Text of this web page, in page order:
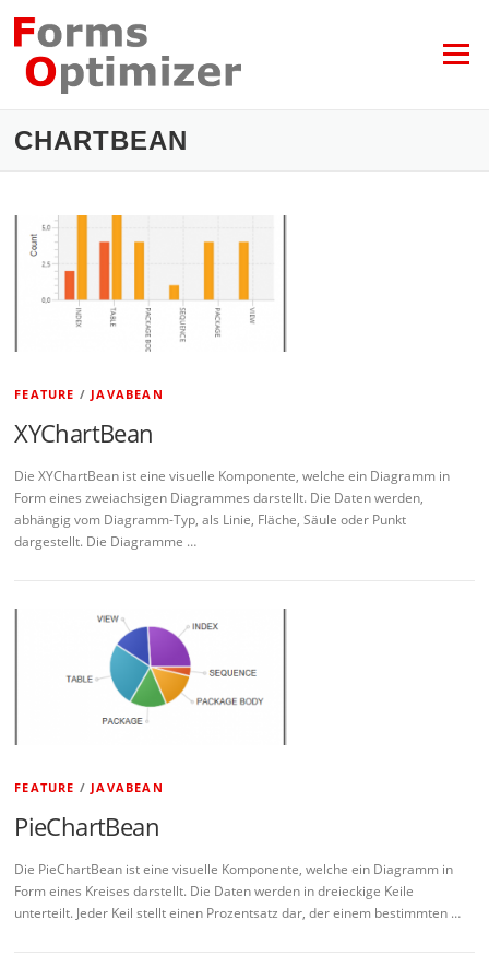
Inhalt
springen
Menü
CHARTBEAN
FEATURE / JAVABEAN
XYChartBean
Die XYChartBean ist eine visuelle Komponente, welche ein Diagramm in
Form eines zweiachsigen Diagrammes darstellt. Die Daten werden,
abhängig vom Diagramm-Typ, als Linie, Fläche, Säule oder Punkt
dargestellt. Die Diagramme …
FEATURE / JAVABEAN
PieChartBean
Die PieChartBean ist eine visuelle Komponente, welche ein Diagramm in
Form eines Kreises darstellt. Die Daten werden in dreieckige Keile
unterteilt. Jeder Keil stellt einen Prozentsatz dar, der einem bestimmten …